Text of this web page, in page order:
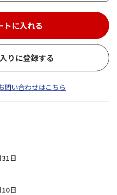
トに入れる
りに登録する
問い合わせはこちら
日
日